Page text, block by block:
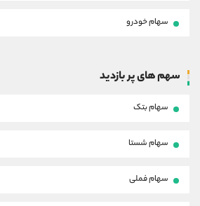
سهام خودرو
سهم های پر بازدید
سهام بتک
سهام شستا
سهام فملی